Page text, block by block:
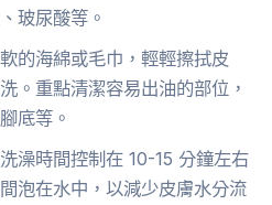
玻尿酸等。
的海綿或毛巾，輕輕擦拭皮
。重點清潔容易出油的部位，
底等。
洗澡時間控制在 10-15 分鐘左右
泡在水中，以減少皮膚水分流